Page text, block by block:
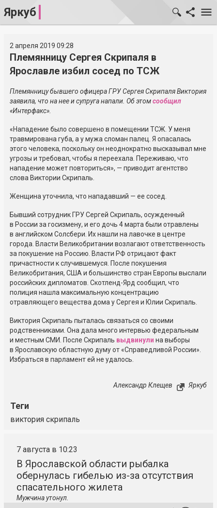
Яркуб
2 апреля 2019 09:28
Племянницу Сергея Скрипаля в
Ярославле избил сосед по ТСЖ
Племянницу бывшего офицера ГРУ Сергея Скрипаля Виктория
заявила, что на нее и супруга напали. Об этомсообщил
«Интерфакс».
«Нападение было совершено в помещении ТСЖ. У меня
травмирована губа, а у мужа сломан палец. Я опасалась
этого человека, поскольку он неоднократно высказывал мне
угрозы и требовал, чтобы я переехала. Переживаю, что
нападение может повториться», — приводит агентство
слова Виктории Скрипаль.
Женщина уточнила, что нападавший — ее сосед.
Бывший сотрудник ГРУ Сергей Скрипаль, осужденный
в России за госизмену, и его дочь 4 марта были отравлены
в английском Солсбери. Их нашли на лавочке в центре
города. Власти Великобритании возлагают ответственность
за покушение на Россию. Власти РФ отрицают факт
причастности к случившемуся. После покушения
Великобритания, США и большинство стран Европы выслали
российских дипломатов. Скотленд-Ярд сообщил, что
полиция нашла максимальную концентрацию
отравляющего вещества дома у Сергея и Юлии Скрипаль.
Виктория Скрипаль пыталась связаться со своими
родственниками. Она дала много интервью федеральным
и местным СМИ. После Скрипаль выдвинули на выборы
в Ярославскую областную думу от «Справедливой России».
Избраться в парламент ей не удалось.
Александр Клещев Яркуб
Теги
виктория скрипаль
7 августа в 10:23
В Ярославской области рыбалка
обернулась гибелью из-за отсутствия
спасательного жилета
Мужчина утонул.